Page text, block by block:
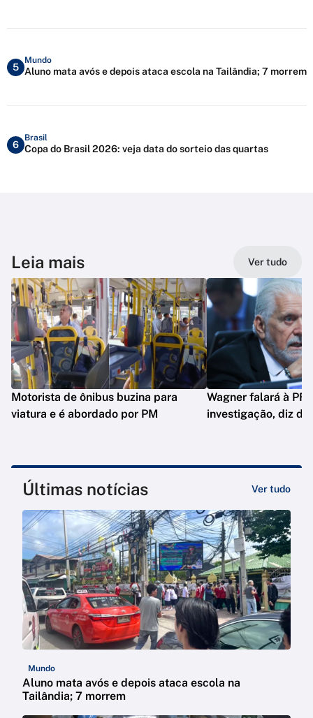
5
Mundo
Aluno mata avós e depois ataca escola na Tailândia; 7 morrem
6
Brasil
Copa do Brasil 2026: veja data do sorteio das quartas
Leia mais Ver tudo
Motorista de ônibus buzina para
viatura e é abordado por PM
Wagner falará à PF
investigação, diz
Últimas notícias Ver tudo
Mundo
Aluno mata avós e depois ataca escola na
Tailândia; 7 morrem